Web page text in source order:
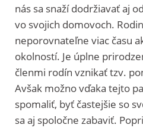
nás sa snaží dodržiavať aj
vo svojich domovoch.
neporovnateľne viac času
okolností. Je úplne
členmi rodín vznikať tzv.
Avšak možno vďaka tejto
spomaliť, byť častejšie so
sa aj spoločne zabaviť.